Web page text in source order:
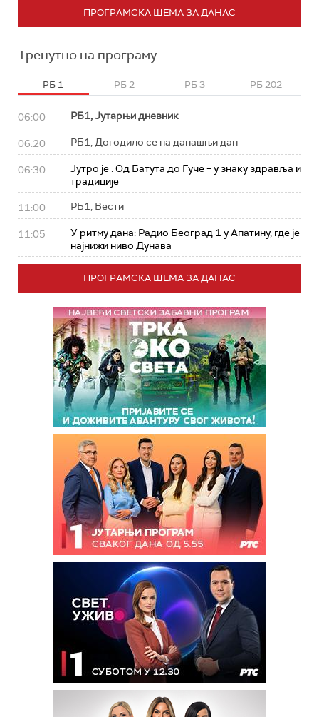
ПРОГРАМСКА ШЕМА ЗА ДАНАС
Тренутно на програму
РБ 1 РБ 2 РБ 3 РБ 202
06:00 РБ1, Јутарњи дневник
06:20 РБ1, Догодило се на данашњи дан
06:30
Јутро је : Од Батута до Гуче – у знаку здравља и
традиције
11:00 РБ1, Вести
11:05
У ритму дана: Радио Београд 1 у Апатину, где је
најнижи ниво Дунава
ПРОГРАМСКА ШЕМА ЗА ДАНАС